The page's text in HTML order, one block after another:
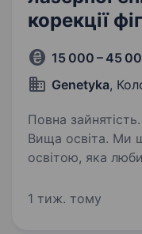
корекції
15 000 – 45
Genetyka,
Повна
Вища освіта. Ми шукаємо людину з медичною
освітою, яка
та навики
1 тиж. тому